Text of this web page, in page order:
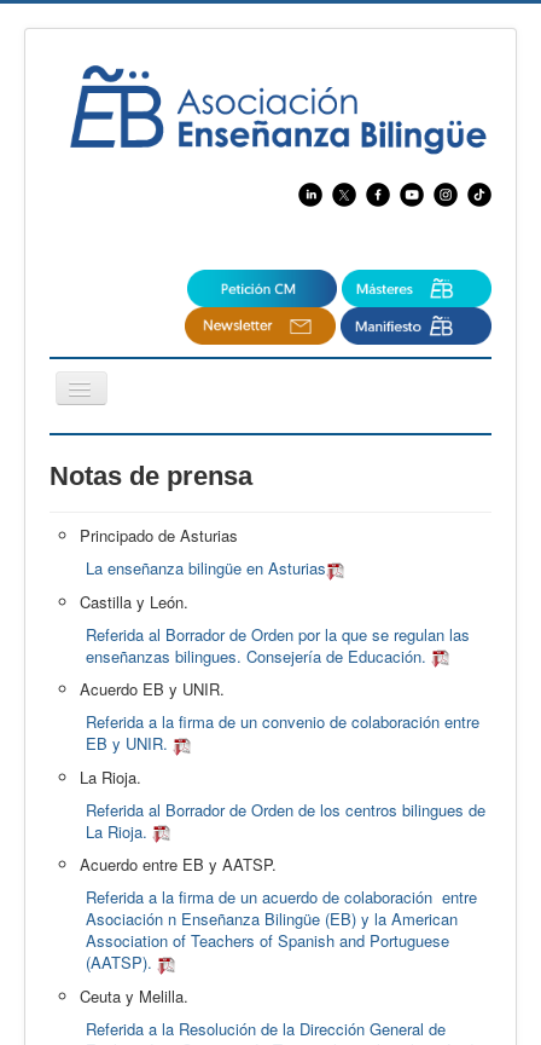
Cambiar
navegación
CertAcleB
Profesores Visitantes
Calidad
Artículos
Recursos
Observatorio EB
CIEB
Contacto
Notas de prensa
Principado de Asturias
La enseñanza bilingüe en Asturias
Castilla y León.
Referida al Borrador de Orden por la que se regulan las
enseñanzas bilingues. Consejería de Educación.
Acuerdo EB y UNIR.
Referida a la firma de un convenio de colaboración entre
EB y UNIR.
La Rioja.
Referida al Borrador de Orden de los centros bilingues de
La Rioja.
Acuerdo entre EB y AATSP.
Referida a la firma de un acuerdo de colaboración entre
Asociación n Enseñanza Bilingüe (EB) y la American
Association of Teachers of Spanish and Portuguese
(AATSP).
Ceuta y Melilla.
Referida a la Resolución de la Dirección General de